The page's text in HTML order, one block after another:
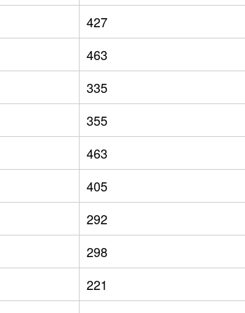
427
463
335
355
463
405
292
298
221